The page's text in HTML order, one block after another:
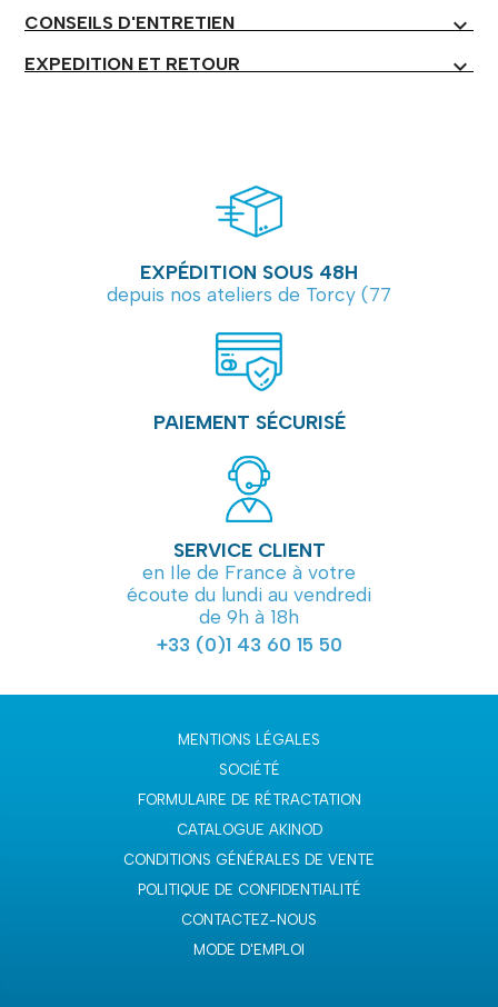
CONSEILS D'ENTRETIEN expand_more
EXPEDITION ET RETOUR expand_more
EXPÉDITION SOUS 48H
depuis nos ateliers de Torcy (77
PAIEMENT SÉCURISÉ
SERVICE CLIENT
en Ile de France à votre
écoute du lundi au vendredi
de 9h à 18h
+33 (0)1 43 60 15 50
MENTIONS LÉGALES
SOCIÉTÉ
FORMULAIRE DE RÉTRACTATION
CATALOGUE AKINOD
CONDITIONS GÉNÉRALES DE VENTE
POLITIQUE DE CONFIDENTIALITÉ
CONTACTEZ-NOUS
MODE D'EMPLOI